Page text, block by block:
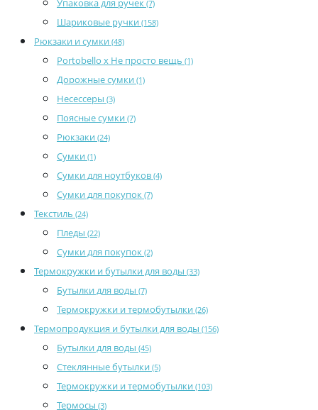
Упаковка для ручек (7)
Шариковые ручки (158)
Рюкзаки и сумки (48)
Portobello x Не просто вещь (1)
Дорожные сумки (1)
Несессеры (3)
Поясные сумки (7)
Рюкзаки (24)
Сумки (1)
Сумки для ноутбуков (4)
Сумки для покупок (7)
Текстиль (24)
Пледы (22)
Сумки для покупок (2)
Термокружки и бутылки для воды (33)
Бутылки для воды (7)
Термокружки и термобутылки (26)
Термопродукция и бутылки для воды (156)
Бутылки для воды (45)
Стеклянные бутылки (5)
Термокружки и термобутылки (103)
Термосы (3)